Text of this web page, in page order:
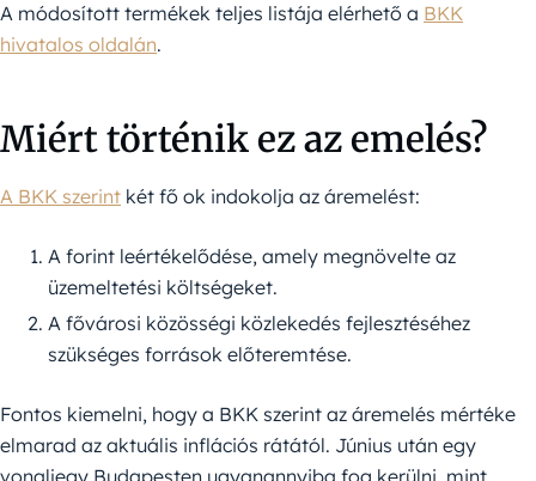
A módosított termékek teljes listája elérhető a BKK
hivatalos oldalán.
Miért történik ez az emelés?
A BKK szerint két fő ok indokolja az áremelést:
A forint leértékelődése, amely megnövelte az
üzemeltetési költségeket.
A fővárosi közösségi közlekedés fejlesztéséhez
szükséges források előteremtése.
Fontos kiemelni, hogy a BKK szerint az áremelés mértéke
elmarad az aktuális inflációs rátától. Június után egy